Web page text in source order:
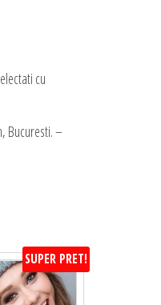
cu
Bucuresti. –
SUPER PRET!